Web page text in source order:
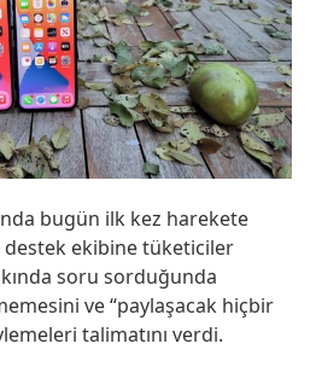
bugün ilk kez harekete
ekibine tüketiciler
soru sorduğunda
ve “paylaşacak hiçbir
talimatını verdi.